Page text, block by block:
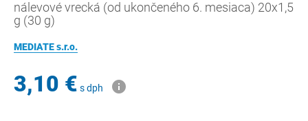
nálevové vrecká (od ukončeného 6. mesiaca) 20x1,5
g (30 g)
MEDIATE s.r.o.
3,10 € s dph